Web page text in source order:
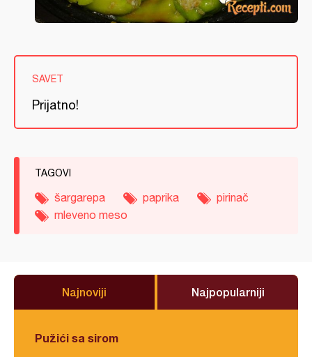
SAVET
Prijatno!
TAGOVI
šargarepa paprika
pirinač
mleveno meso
Najnoviji Najpopularniji
Pužići sa sirom